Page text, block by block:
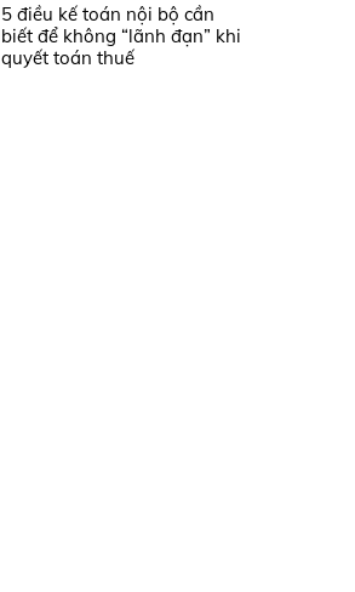
5 điều kế toán nội bộ cần
biết để không “lãnh đạn” khi
quyết toán thuế